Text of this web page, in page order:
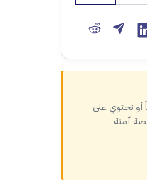
أو تحتوي على
آمنة.